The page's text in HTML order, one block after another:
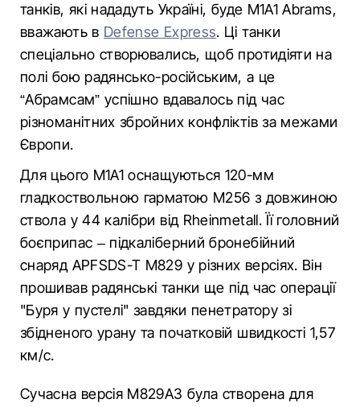
танків, які нададуть Україні, буде M1A1 Abrams,
вважають в Defense Express. Ці танки
спеціально створювались, щоб протидіяти на
полі бою радянсько-російським, а це
“Абрамсам” успішно вдавалось під час
різноманітних збройних конфліктів за межами
Європи.
Для цього M1A1 оснащуються 120-мм
гладкоствольною гарматою M256 з довжиною
ствола у 44 калібри від Rheinmetall. Її головний
боєприпас – підкаліберний бронебійний
снаряд APFSDS-T M829 у різних версіях. Він
прошивав радянські танки ще під час операції
"Буря у пустелі" завдяки пенетратору зі
збідненого урану та початковій швидкості 1,57
км/с.
Сучасна версія M829A3 була створена для